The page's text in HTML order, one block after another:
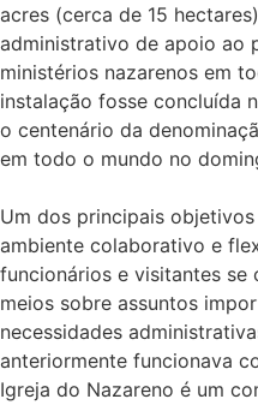
acres (cerca de 15
administrativo de apoio ao
ministérios nazarenos em
instalação fosse concluída
o centenário da
em todo o mundo no
Um dos principais
ambiente colaborativo e
funcionários e visitantes se
meios sobre assuntos
necessidades
anteriormente funcionava
Igreja do Nazareno é um